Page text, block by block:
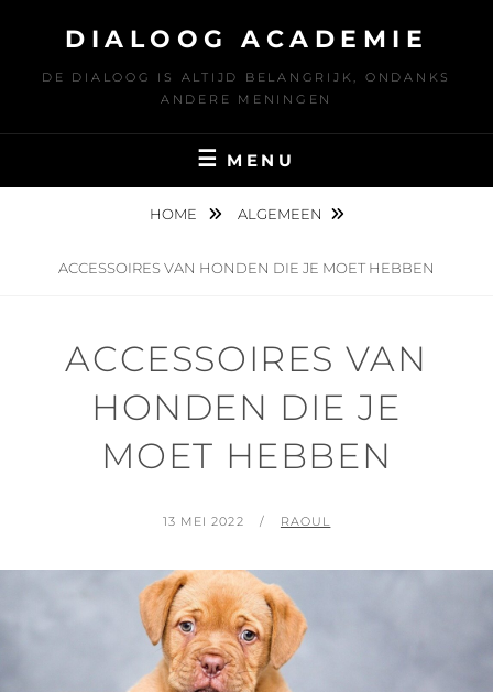
DIALOOG ACADEMIE
DE DIALOOG IS ALTIJD BELANGRIJK, ONDANKS
ANDERE MENINGEN
MENU
HOME ALGEMEEN
ACCESSOIRES VAN HONDEN DIE JE MOET HEBBEN
ACCESSOIRES VAN
HONDEN DIE JE
MOET HEBBEN
GEPLAATST
13 MEI 2022 BY
RAOUL